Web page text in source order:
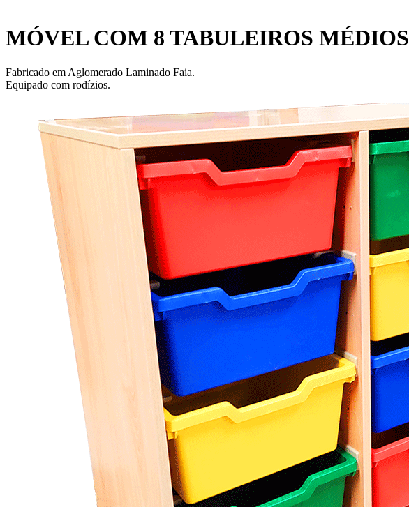
MÓVEL COM 8 TABULEIROS MÉDIOS
Fabricado em Aglomerado Laminado Faia.
Equipado com rodízios.